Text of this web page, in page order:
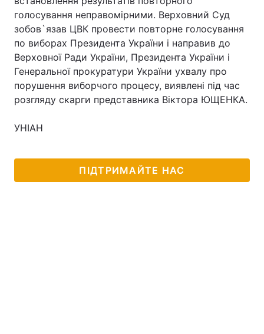
Відео з Youtube Статті
Інтерв'ю Думки
Архів Вакансії
Контакти
Послуги
голосування неправомірними. Верховний Суд
зобов`язав ЦВК провести повторне голосування
по виборах Президента України і направив до
Верховної Ради України, Президента України і
Генеральної прокуратури України ухвалу про
порушення виборчого процесу, виявлені під час
розгляду скарги представника Віктора ЮЩЕНКА.
УНІАН
ПІДТРИМАЙТЕ НАС